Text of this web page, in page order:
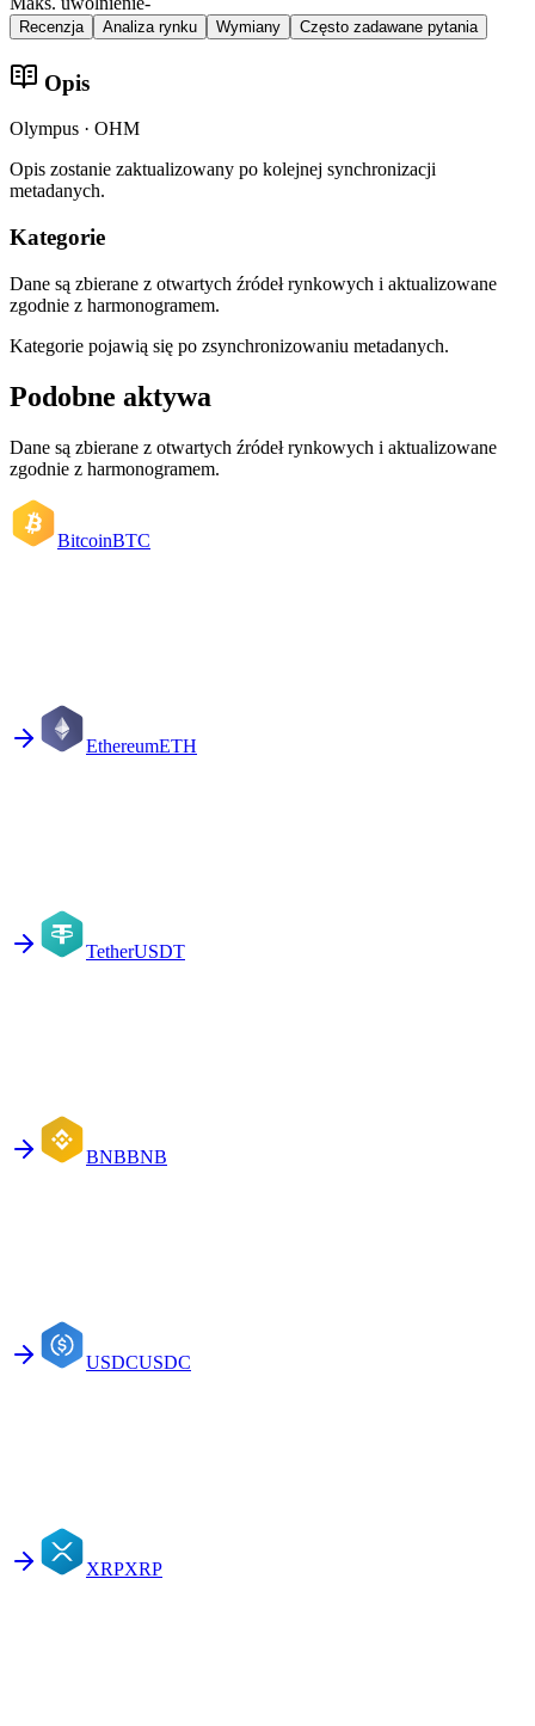
Recenzja Analiza rynku Wymiany Często zadawane pytania
Opis
Olympus · OHM
Opis zostanie zaktualizowany po kolejnej synchronizacji
metadanych.
Kategorie
Dane są zbierane z otwartych źródeł rynkowych i aktualizowane
zgodnie z harmonogramem.
Kategorie pojawią się po zsynchronizowaniu metadanych.
Podobne aktywa
Dane są zbierane z otwartych źródeł rynkowych i aktualizowane
zgodnie z harmonogramem.
BitcoinBTC
EthereumETH
TetherUSDT
BNBBNB
USDCUSDC
XRPXRP